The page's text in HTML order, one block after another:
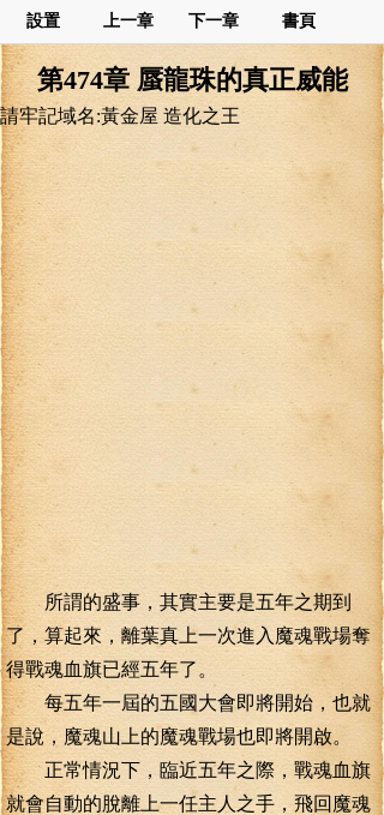
設置 上一章 下一章 書頁
第474章 蜃龍珠的真正威能
請牢記域名:黃金屋 造化之王
所謂的盛事，其實主要是五年之期到
了，算起來，離葉真上一次進入魔魂戰場奪
得戰魂血旗已經五年了。
每五年一屆的五國大會即將開始，也就
是說，魔魂山上的魔魂戰場也即將開啟。
正常情況下，臨近五年之際，戰魂血旗
就會自動的脫離上一任主人之手，飛回魔魂